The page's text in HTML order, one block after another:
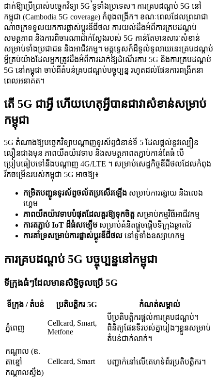
ដាក់ឱ្យប្រើប្រាស់បច្ចេកវិទ្យា 5G ទូទាំងប្រទេស។ ការគ្របដណ្តប់ 5G នៅ
កម្ពុជា (Cambodia 5G coverage) កំពុងពង្រីក។ ខណៈពេលដែលព្រះរាជា
ណាចក្រទទួលយកការផ្លាស់ប្តូរឌីជីថល ការយល់ដឹងអំពីការគ្របដណ្តប់
សមត្ថភាព និងការពិចារណាជាក់ស្តែងរបស់ 5G កាន់តែមានសារៈសំខាន់
សម្រាប់ទាំងប្រជាជន និងអាជីវកម្ម។ មគ្គុទ្ទេសក៍ដ៏ទូលំទូលាយនេះគ្របដណ្តប់
អ្វីគ្រប់យ៉ាងដែលអ្នកត្រូវដឹងអំពីការដាក់ឱ្យដំណើរការ 5G និងការគ្របដណ្តប់
5G នៅកម្ពុជា ចាប់ពីតំបន់គ្របដណ្តប់បច្ចុប្បន្ន រហូតដល់ផែនការពង្រីកនា
ពេលអនាគត។
តើ 5G ជាអ្វី ហើយហេតុអ្វីបានជាវាសំខាន់សម្រាប់
កម្ពុជា
5G តំណាងឱ្យបច្ចេកវិទ្យាបណ្តាញទូរស័ព្ទជំនាន់ទី 5 ដែលផ្តល់នូវល្បឿន
លឿនជាងមុន ភាពយឺតយ៉ាវទាប និងសមត្ថភាពតភ្ជាប់កាន់តែធំ បើ
ប្រៀបធៀបទៅនឹងបណ្តាញ 4G/LTE ។ សម្រាប់សេដ្ឋកិច្ចឌីជីថលដែលកំពុង
រីកចម្រើនរបស់កម្ពុជា 5G អាចឱ្យ៖
កម្រិតបញ្ជូនទូរស័ព្ទចល័តប្រសើរឡើង សម្រាប់ការផ្សាយ និងលេង
ហ្គេម
ភាពយឺតយ៉ាវទាបបំផុតដែលគួរឱ្យទុកចិត្ត សម្រាប់កម្មវិធីអាជីវកម្ម
ការតភ្ជាប់ IoT ដ៏ធំសម្បើម សម្រាប់គំនិតផ្តួចផ្តើមទីក្រុងឆ្លាតវៃ
ការគាំទ្រសម្រាប់ការផ្លាស់ប្តូរឌីជីថល នៅទូទាំងឧស្សាហកម្ម
ការគ្របដណ្តប់ 5G បច្ចុប្បន្ននៅកម្ពុជា
ទីក្រុងធំៗដែលមានសិទ្ធិចូលប្រើ 5G
ទីក្រុង / តំបន់ ប្រតិបត្តិករ 5G កំណត់សម្គាល់
ភ្នំពេញ
Cellcard, Smart,
Metfone
បីប្រតិបត្តិករផ្តល់ការគ្របដណ្តប់។
ពិនិត្យផែនទីរបស់គ្នារៀងៗខ្លួនសម្រាប់
តំបន់ជាក់លាក់។
កណ្តាល (ឧ.
តាខ្មៅ
កណ្តាលស្ទឹង)
Cellcard, Smart បញ្ជាក់នៅលើគេហទំព័រប្រតិបត្តិករ។